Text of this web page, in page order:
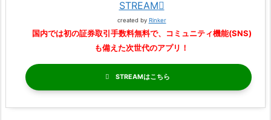
STREAM
created by Rinker
国内では初の証券取引手数料無料で、コミュニティ機能(SNS)
も備えた次世代のアプリ！
STREAM